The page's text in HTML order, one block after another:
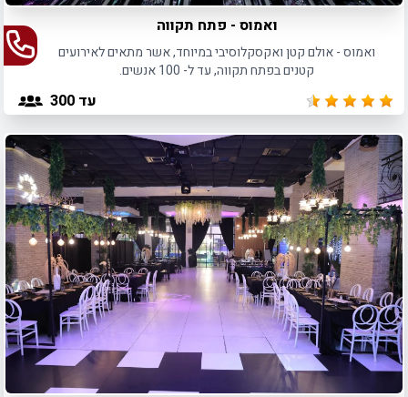
ואמוס - פתח תקווה
ואמוס - אולם קטן ואקסקלוסיבי במיוחד, אשר מתאים לאירועים
קטנים בפתח תקווה, עד ל- 100 אנשים.
עד 300